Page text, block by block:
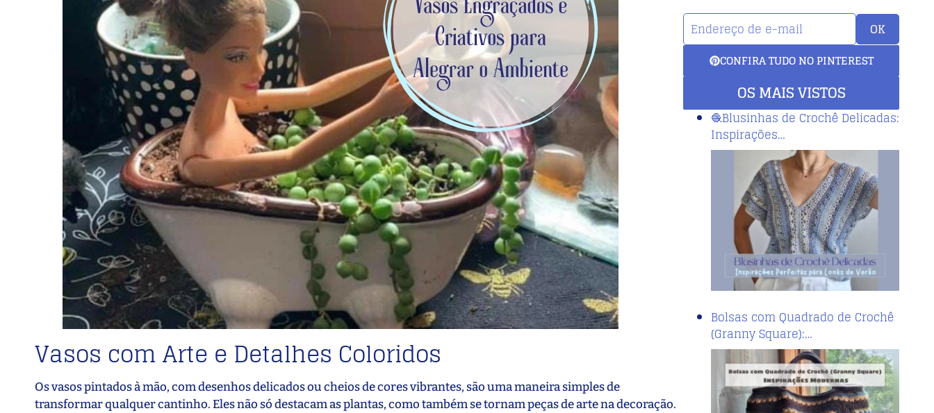
Vasos com Arte e Detalhes Coloridos
Os vasos pintados à mão, com desenhos delicados ou cheios de cores vibrantes, são uma maneira simples de
transformar qualquer cantinho. Eles não só destacam as plantas, como também se tornam peças de arte na decoração.
OK
CONFIRA TUDO NO PINTEREST
OS MAIS VISTOS
🧶Blusinhas de Crochê Delicadas:
Inspirações…
Bolsas com Quadrado de Crochê
(Granny Square):…